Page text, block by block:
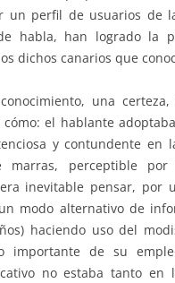
un perfil de usuarios de
habla, han logrado la
dichos canarios que
una
cómo: el hablante
y contundente en
perceptible
inevitable pensar, por
modo alternativo de
haciendo uso del
importante de su
no estaba tanto en